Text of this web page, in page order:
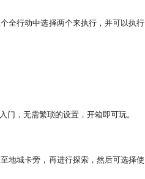
全行动中选择两个来执行，并可以执行
，无需繁琐的设置，开箱即可玩。
地城卡旁，再进行探索，然后可选择使